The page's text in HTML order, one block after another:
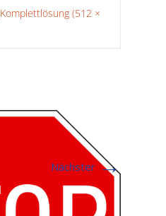
Komplettlösung (512 ×
Nächster →